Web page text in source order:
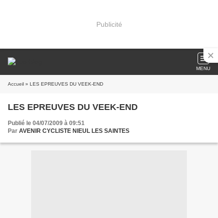
Publicité
MENU
Accueil » LES EPREUVES DU VEEK-END
LES EPREUVES DU VEEK-END
Publié le 04/07/2009 à 09:51
Par AVENIR CYCLISTE NIEUL LES SAINTES